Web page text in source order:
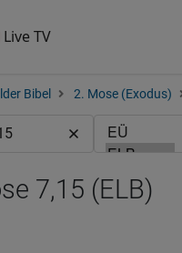
Live TV
Bibel 2. Mose (Exodus)
7,15 (ELB)